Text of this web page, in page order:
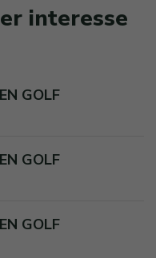
interesse
GOLF
GOLF
GOLF